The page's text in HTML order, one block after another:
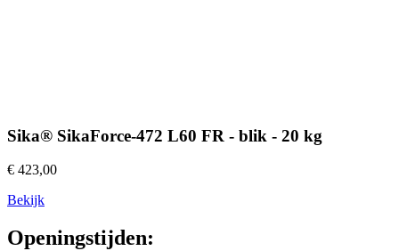
Sika® SikaForce-472 L60 FR - blik - 20 kg
€ 423,00
Bekijk
Openingstijden: